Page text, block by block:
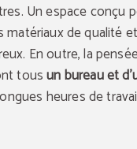
Un espace conçu
matériaux de qualité
En outre, la
tousun bureau et
heures de